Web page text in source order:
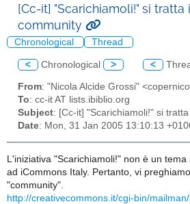
[Cc-it] "Scarichiamoli!" si tratta
community
Chronological Thread
< Chronological > <
From: "Nicola Alcide Grossi"
To: cc-it AT lists.ibiblio.org
Subject: [Cc-it] "Scarichiamoli!" si
Date: Mon, 31 Jan 2005 13:10:13
L'iniziativa "Scarichiamoli!" non è un
ad iCommons Italy. Pertanto, vi
"community".
http://creativecommons.it/cgi-bin/